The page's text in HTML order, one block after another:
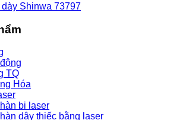
Shinwa 73797
TQ
Hóa
bi laser
dây thiếc bằng laser